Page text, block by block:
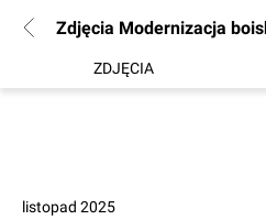
Zdjęcia Modernizacja
ZDJĘCIA
listopad 2025